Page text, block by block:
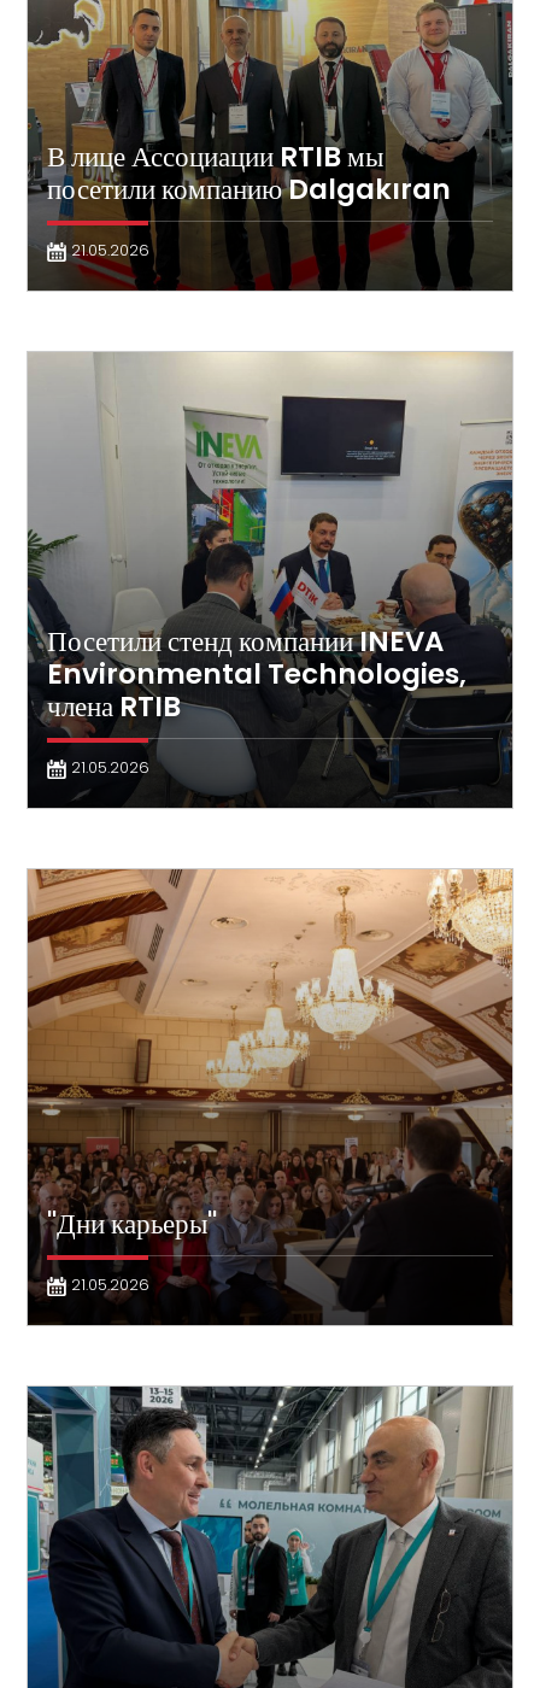
В лице Ассоциации RTIB мы
посетили компанию Dalgakıran
21.05.2026
Посетили стенд компании INEVA
Environmental Technologies,
члена RTIB
21.05.2026
"Дни карьеры"
21.05.2026